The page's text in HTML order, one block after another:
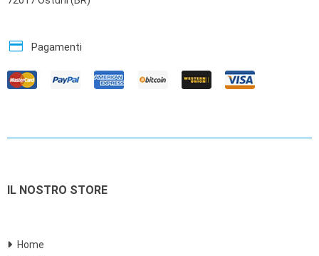
credit_card Pagamenti
IL NOSTRO STORE
Home